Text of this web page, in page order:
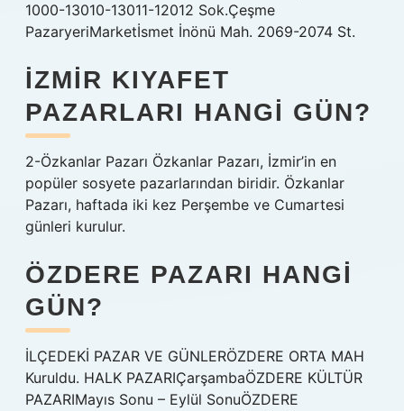
1000-13010-13011-12012 Sok.Çeşme
PazaryeriMarketİsmet İnönü Mah. 2069-2074 St.
İZMIR KIYAFET
PAZARLARI HANGI GÜN?
2-Özkanlar Pazarı Özkanlar Pazarı, İzmir’in en
popüler sosyete pazarlarından biridir. Özkanlar
Pazarı, haftada iki kez Perşembe ve Cumartesi
günleri kurulur.
ÖZDERE PAZARI HANGI
GÜN?
İLÇEDEKİ PAZAR VE GÜNLERÖZDERE ORTA MAH
Kuruldu. HALK PAZARIÇarşambaÖZDERE KÜLTÜR
PAZARIMayıs Sonu – Eylül SonuÖZDERE